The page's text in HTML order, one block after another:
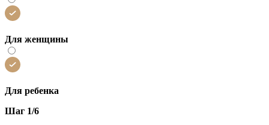
Для женщины
Для ребенка
Шаг 1/6